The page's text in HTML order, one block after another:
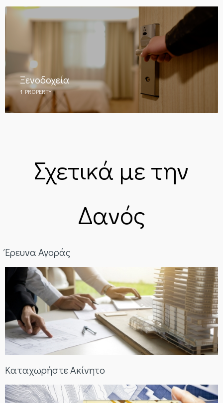
Ξενοδοχεία
1 PROPERTY
Σχετικά με την
Δανός
Έρευνα Αγοράς
Καταχωρήστε Ακίνητο